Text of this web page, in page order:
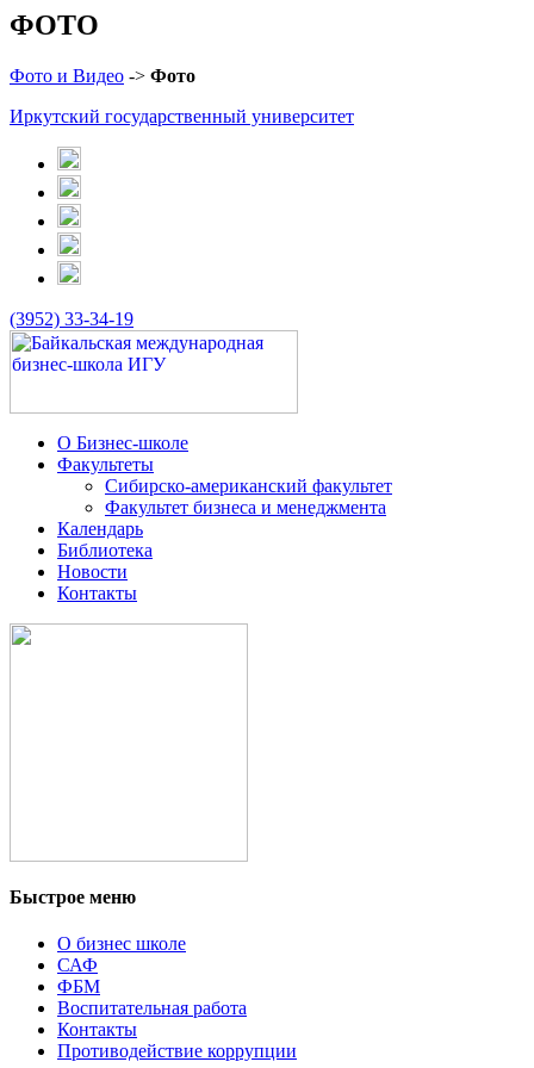
ФОТО
Фото и Видео -> Фото
Иркутский государственный университет
(3952) 33-34-19
О Бизнес-школе
Факультеты
Сибирско-американский факультет
Факультет бизнеса и менеджмента
Календарь
Библиотека
Новости
Контакты
Быстрое меню
О бизнес школе
САФ
ФБМ
Воспитательная работа
Контакты
Противодействие коррупции